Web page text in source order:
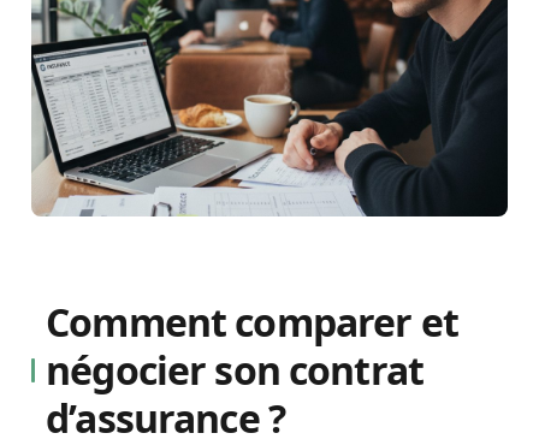
Comment comparer et
négocier son contrat
d’assurance ?